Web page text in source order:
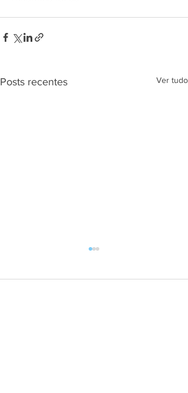
Posts recentes Ver tudo